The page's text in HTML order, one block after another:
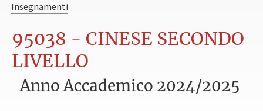
Insegnamenti
95038 - CINESE SECONDO
LIVELLO
Anno Accademico 2024/2025